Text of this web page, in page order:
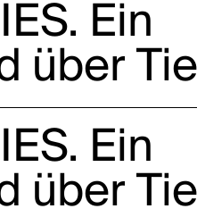
Ein
über
Ein
über